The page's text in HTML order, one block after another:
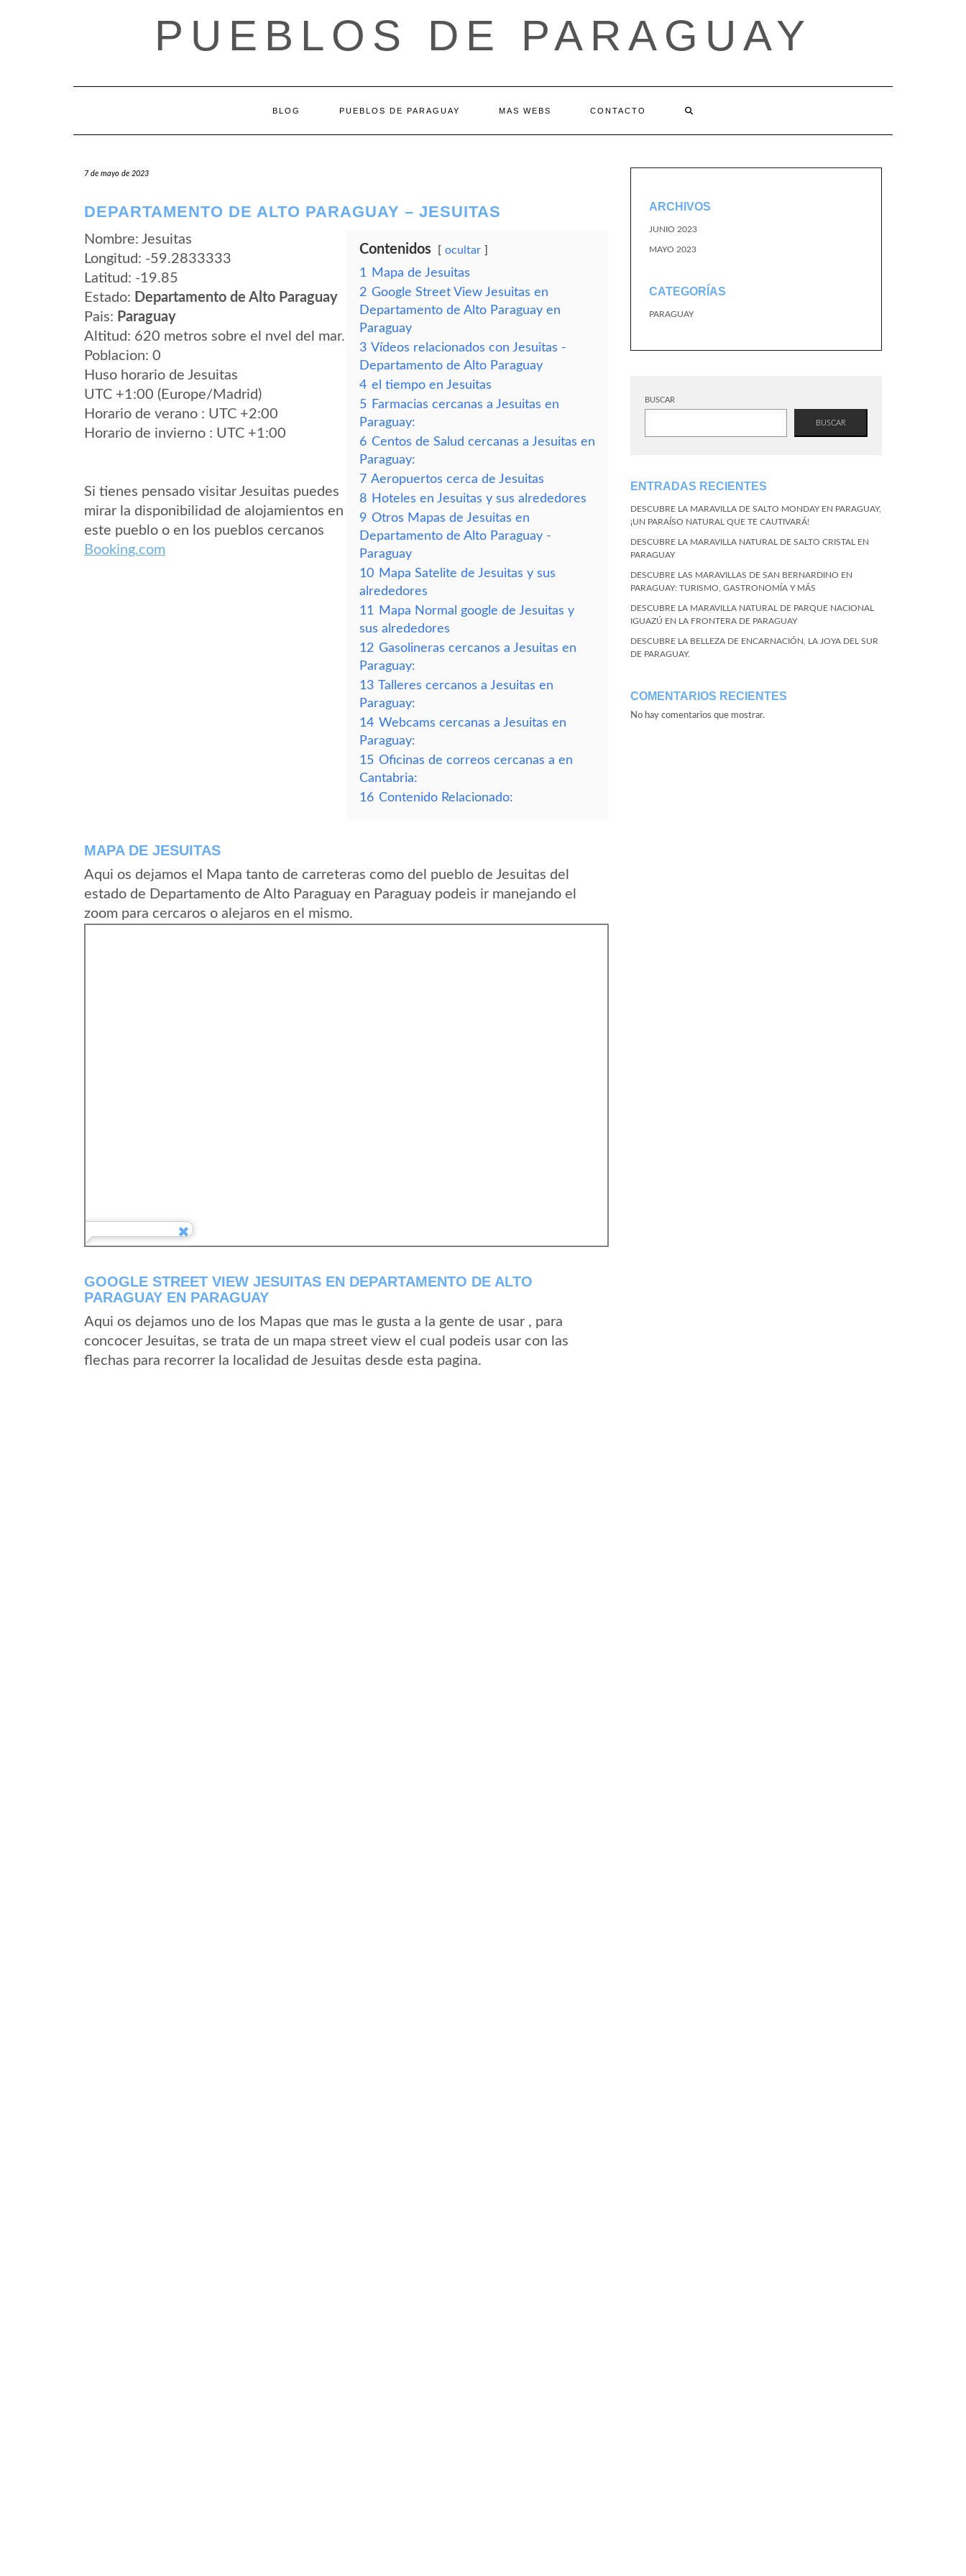
PUEBLOS DE PARAGUAY
BLOG PUEBLOS DE PARAGUAY MAS WEBS CONTACTO
7 de mayo de 2023
DEPARTAMENTO DE ALTO PARAGUAY – JESUITAS
Nombre: Jesuitas
Longitud: -59.2833333
Latitud: -19.85
Estado: Departamento de Alto Paraguay
Pais: Paraguay
Altitud: 620 metros sobre el nvel del mar.
Poblacion: 0
Huso horario de Jesuitas
UTC +1:00 (Europe/Madrid)
Horario de verano : UTC +2:00
Horario de invierno : UTC +1:00
Si tienes pensado visitar Jesuitas puedes
mirar la disponibilidad de alojamientos en
este pueblo o en los pueblos cercanos
Booking.com
Contenidos ocultar
1
Mapa de Jesuitas
2 Google Street View Jesuitas en
Departamento de Alto Paraguay en
Paraguay
3 Vídeos relacionados con Jesuitas -
Departamento de Alto Paraguay
4 el tiempo en Jesuitas
5 Farmacias cercanas a Jesuitas en
Paraguay:
6 Centos de Salud cercanas a Jesuitas en
Paraguay:
7 Aeropuertos cerca de Jesuitas
8 Hoteles en Jesuitas y sus alrededores
9 Otros Mapas de Jesuitas en
Departamento de Alto Paraguay -
Paraguay
10 Mapa Satelite de Jesuitas y sus
alrededores
11
Mapa Normal google de Jesuitas y
sus alrededores
12 Gasolineras cercanos a Jesuitas en
Paraguay:
13 Talleres cercanos a Jesuitas en
Paraguay:
14 Webcams cercanas a Jesuitas en
Paraguay:
15 Oficinas de correos cercanas a en
Cantabria:
16 Contenido Relacionado:
MAPA DE JESUITAS
Aqui os dejamos el Mapa tanto de carreteras como del pueblo de Jesuitas del
estado de Departamento de Alto Paraguay en Paraguay podeis ir manejando el
zoom para cercaros o alejaros en el mismo.
GOOGLE STREET VIEW JESUITAS EN DEPARTAMENTO DE ALTO
PARAGUAY EN PARAGUAY
Aqui os dejamos uno de los Mapas que mas le gusta a la gente de usar , para
concocer Jesuitas, se trata de un mapa street view el cual podeis usar con las
flechas para recorrer la localidad de Jesuitas desde esta pagina.
ARCHIVOS
JUNIO 2023
MAYO 2023
CATEGORÍAS
PARAGUAY
BUSCAR
BUSCAR
ENTRADAS RECIENTES
DESCUBRE LA MARAVILLA DE SALTO MONDAY EN PARAGUAY,
¡UN PARAÍSO NATURAL QUE TE CAUTIVARÁ!
DESCUBRE LA MARAVILLA NATURAL DE SALTO CRISTAL EN
PARAGUAY
DESCUBRE LAS MARAVILLAS DE SAN BERNARDINO EN
PARAGUAY: TURISMO, GASTRONOMÍA Y MÁS
DESCUBRE LA MARAVILLA NATURAL DE PARQUE NACIONAL
IGUAZÚ EN LA FRONTERA DE PARAGUAY
DESCUBRE LA BELLEZA DE ENCARNACIÓN, LA JOYA DEL SUR
DE PARAGUAY.
COMENTARIOS RECIENTES
No hay comentarios que mostrar.